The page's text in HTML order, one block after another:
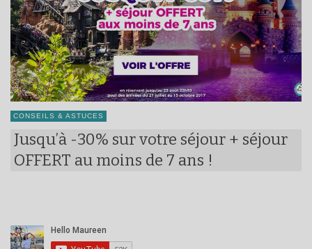
CONSEILS & ASTUCES
Jusqu’à -30% sur votre séjour + séjour
OFFERT au moins de 7 ans !